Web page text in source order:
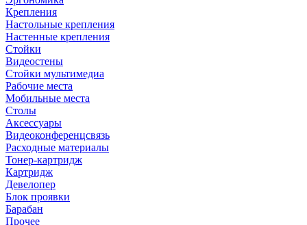
Крепления
Настольные крепления
Настенные крепления
Стойки
Видеостены
Стойки мультимедиа
Рабочие места
Мобильные места
Столы
Аксессуары
Видеоконференцсвязь
Расходные материалы
Тонер-картридж
Картридж
Девелопер
Блок проявки
Барабан
Прочее